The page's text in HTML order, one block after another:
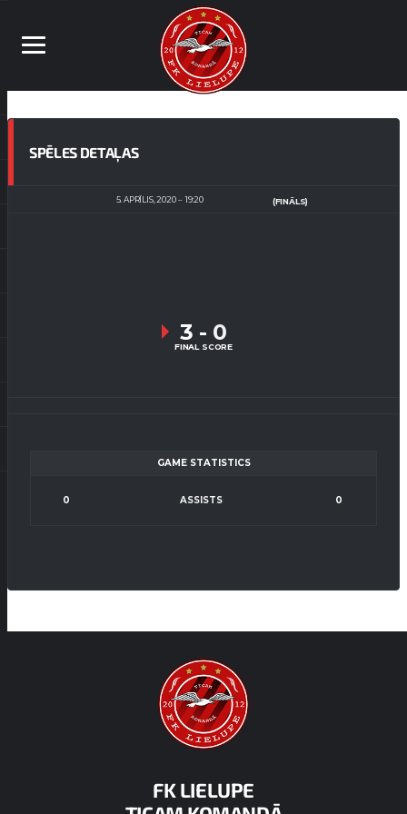
SPĒLES DETAĻAS
5. APRĪLIS, 2020 19:20 (FINĀLS)
3 - 0
FINAL SCORE
GAME STATISTICS
0 ASSISTS 0
FK LIELUPE